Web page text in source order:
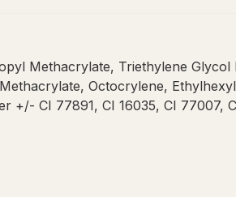
Methacrylate, Triethylene Glycol
Octocrylene,
+/- CI 77891, CI 16035, CI 77007,